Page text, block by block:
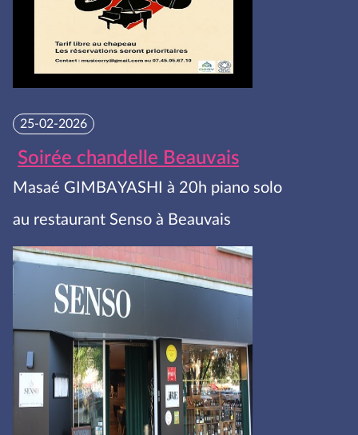
25-02-2026
Soirée chandelle Beauvais
Masaé GIMBAYASHI à 20h piano solo
au restaurant Senso à Beauvais